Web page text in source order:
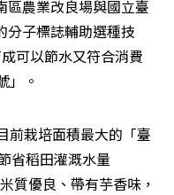
區農業改良場與國立臺
分子標誌輔助選種技
可以節水又符合消費
」。
前栽培面積最大的「臺
省稻田灌溉水量
質優良、帶有芋香味，